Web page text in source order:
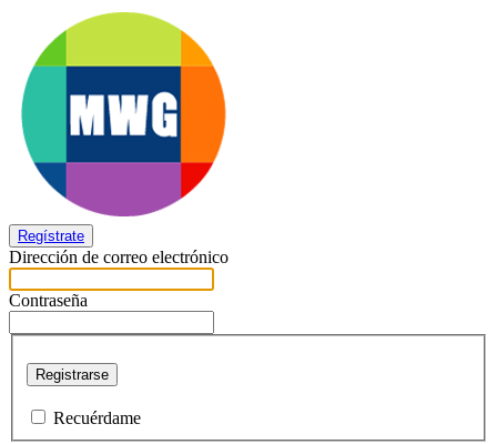
Regístrate
Dirección de correo electrónico
Contraseña
Registrarse
Recuérdame